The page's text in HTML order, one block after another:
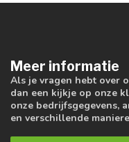
Meer informatie
Als je vragen hebt over
dan een kijkje op onze
onze bedrijfsgegevens,
en verschillende